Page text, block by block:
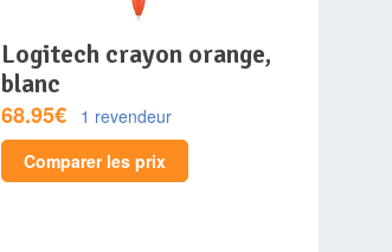
logitech crayon orange,
blanc
68.95€
1 revendeur
Comparer les prix